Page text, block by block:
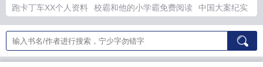
跑卡丁车XX个人资料
校霸和他的小学霸免费阅读
中国大案纪实
跑卡丁车吧的视频
悍匪犯罪大案回顾
超神学院之雄兵连改编一
条仁命 著
跑跑卡丁车我的跑跑战报
嫁给病弱太女A后全文免费
阅读
我与宿敌共沉沦 校霸和他的小跟班by一只酱全文免费阅